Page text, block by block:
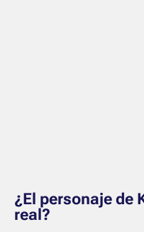
¿El personaje de
real?